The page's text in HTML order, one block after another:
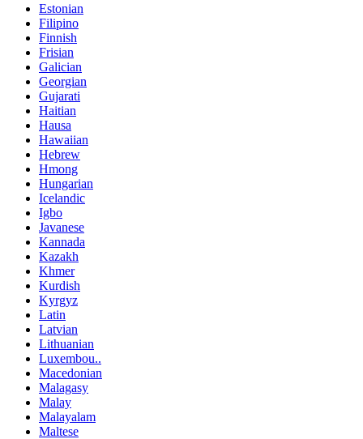
Estonian
Filipino
Finnish
Frisian
Galician
Georgian
Gujarati
Haitian
Hausa
Hawaiian
Hebrew
Hmong
Hungarian
Icelandic
Igbo
Javanese
Kannada
Kazakh
Khmer
Kurdish
Kyrgyz
Latin
Latvian
Lithuanian
Luxembou..
Macedonian
Malagasy
Malay
Malayalam
Maltese